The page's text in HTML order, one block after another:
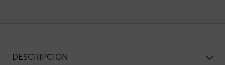
DESCRIPCIÓN